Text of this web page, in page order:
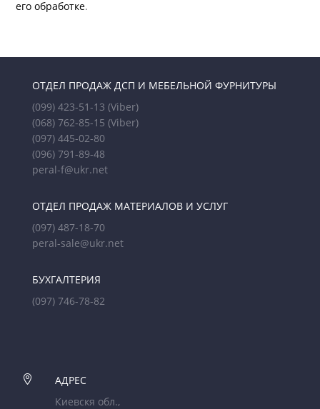
его обработке.
ОТДЕЛ ПРОДАЖ ДСП И МЕБЕЛЬНОЙ ФУРНИТУРЫ
(099) 423-51-13 (Viber)
(068) 762-85-15 (Viber)
(097) 445-02-80
(096) 791-89-48
peral-f@ukr.net
ОТДЕЛ ПРОДАЖ МАТЕРИАЛОВ И УСЛУГ
(097) 487-18-70
peral-sale@ukr.net
БУХГАЛТЕРИЯ
(097) 746-78-82

АДРЕС
Киевскя обл.,